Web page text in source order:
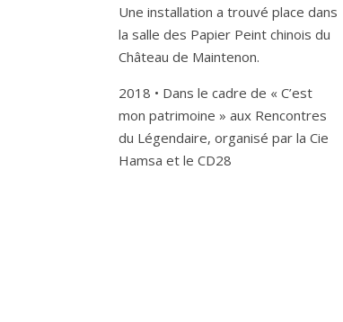
Une installation a trouvé place dans
la salle des Papier Peint chinois du
Château de Maintenon.
2018 • Dans le cadre de « C’est
mon patrimoine » aux Rencontres
du Légendaire, organisé par la Cie
Hamsa et le CD28